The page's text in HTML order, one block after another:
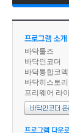
바닥툴즈
바닥인코더
바닥통합코덱
바닥히스토리
프리웨어 라